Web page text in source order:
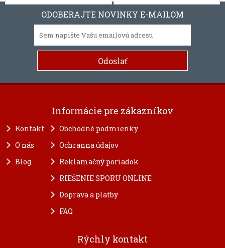
ODOBERAJTE NOVINKY E-MAILOM
Informácie pre zákazníkov
Kontakt
O nás
Blog
Obchodné podmienky
Ochranna údajov
Reklamačný poriadok
RIEŠENIE SPORU ONLINE
Doprava a platby
FAQ
Rýchly kontakt